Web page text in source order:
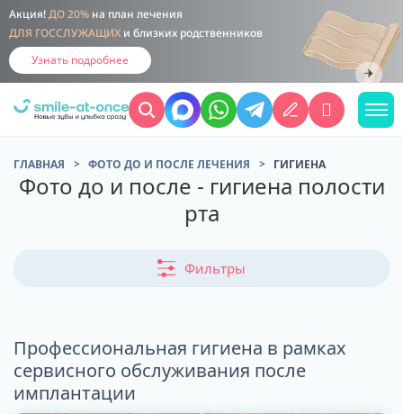
Акция! ДО 20% на план лечения
ДЛЯ ГОССЛУЖАЩИХ и близких родственников
Узнать подробнее
ГЛАВНАЯ ФОТО ДО И ПОСЛЕ ЛЕЧЕНИЯ ГИГИЕНА
Фото до и после - гигиена полости
рта
Фильтры
Профессиональная гигиена в рамках
сервисного обслуживания после
имплантации